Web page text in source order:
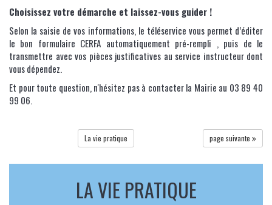
Choisissez votre démarche et laissez-vous guider !
Selon la saisie de vos informations, le téléservice vous permet d’éditer
le bon formulaire CERFA automatiquement pré-rempli , puis de le
transmettre avec vos pièces justificatives au service instructeur dont
vous dépendez.
Et pour toute question, n'hésitez pas à contacter la Mairie au 03 89 40
99 06.
La vie pratique page suivante
LA VIE PRATIQUE